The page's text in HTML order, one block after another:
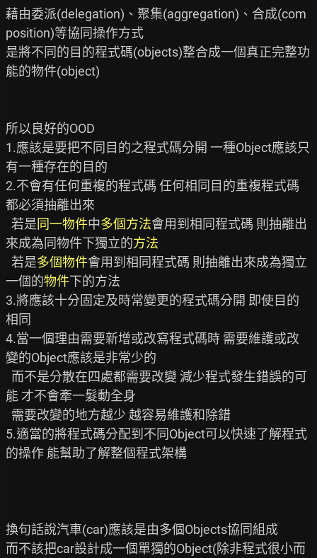
藉由委派(delegation)、聚集(aggregation)、合成(com
position)等協同操作方式
是將不同的目的程式碼(objects)整合成一個真正完整功
能的物件(object)
所以良好的OOD
1.應該是要把不同目的之程式碼分開 一種Object應該只
有一種存在的目的
2.不會有任何重複的程式碼 任何相同目的重複程式碼
都必須抽離出來
  若是
同一物件中多個方法會用到相同程式碼 則抽離出
來成為同物件下獨立的方法
  若是
多個物件會用到相同程式碼 則抽離出來成為獨立
一個的物件下的方法
3.將應該十分固定及時常變更的程式碼分開 即使目的
相同
4.當一個理由需要新增或改寫程式碼時 需要維護或改
變的Object應該是非常少的
能 才不會牽一髮動全身
5.適當的將程式碼分配到不同Object可以快速了解程式
的操作 能幫助了解整個程式架構
換句話說汽車(car)應該是由多個Objects協同組成
而不該把car設計成一個單獨的Object(除非程式很小而